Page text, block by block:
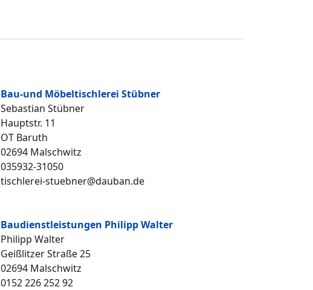
Bau-und Möbeltischlerei Stübner
Sebastian Stübner
Hauptstr. 11
OT Baruth
02694 Malschwitz
035932-31050
tischlerei-stuebner@dauban.de
Baudienstleistungen Philipp Walter
Philipp Walter
Geißlitzer Straße 25
02694 Malschwitz
0152 226 252 92